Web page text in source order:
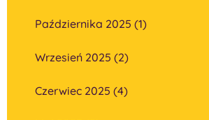
Października 2025 (1)
Wrzesień 2025 (2)
Czerwiec 2025 (4)